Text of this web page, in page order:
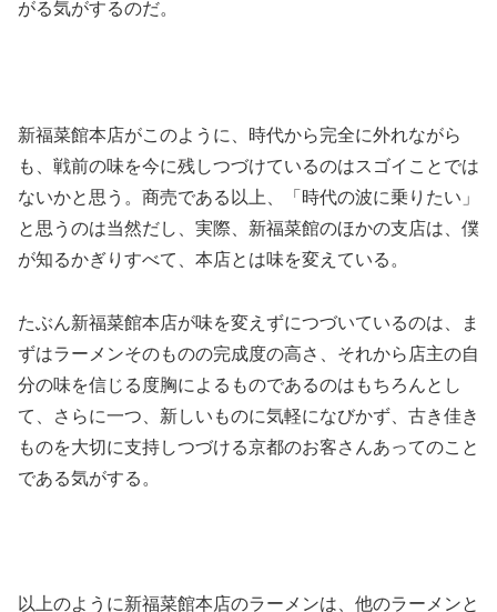
がる気がするのだ。
新福菜館本店がこのように、時代から完全に外れながら
も、戦前の味を今に残しつづけているのはスゴイことでは
ないかと思う。商売である以上、「時代の波に乗りたい」
と思うのは当然だし、実際、新福菜館のほかの支店は、僕
が知るかぎりすべて、本店とは味を変えている。
たぶん新福菜館本店が味を変えずにつづいているのは、ま
ずはラーメンそのものの完成度の高さ、それから店主の自
分の味を信じる度胸によるものであるのはもちろんとし
て、さらに一つ、新しいものに気軽になびかず、古き佳き
ものを大切に支持しつづける京都のお客さんあってのこと
である気がする。
以上のように新福菜館本店のラーメンは、他のラーメンと